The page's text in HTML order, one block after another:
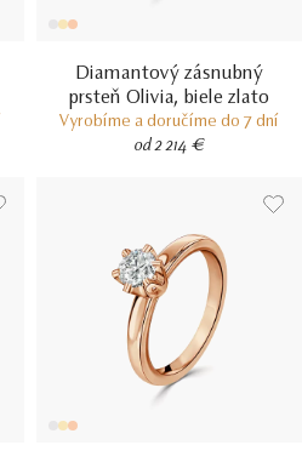
Diamantový zásnubný
prsteň Olivia, biele zlato
Vyrobíme a doručíme do 7 dní
od 2 214 €